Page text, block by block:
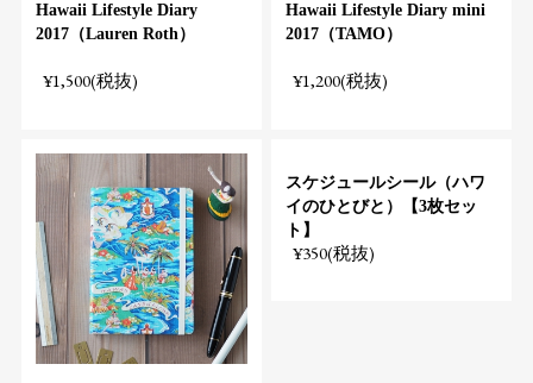
Hawaii Lifestyle Diary
2017（Lauren Roth）
¥1,500(税抜)
Hawaii Lifestyle Diary mini
2017（TAMO）
¥1,200(税抜)
スケジュールシール（ハワ
イのひとびと）【3枚セッ
ト】
¥350(税抜)